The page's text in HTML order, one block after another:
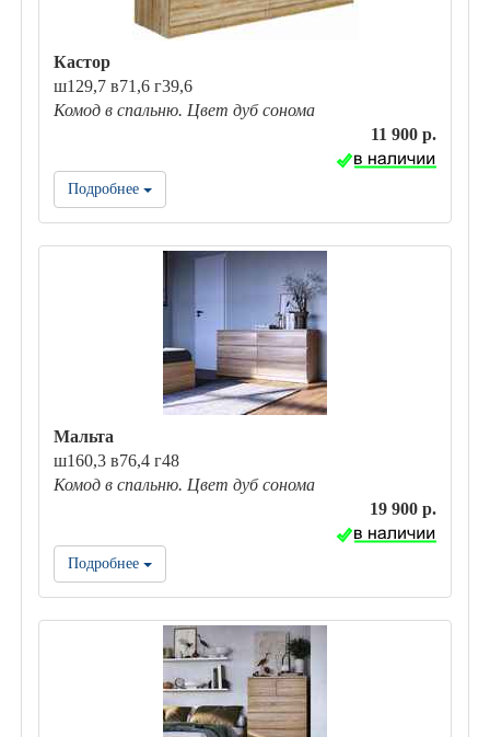
Кастор
ш129,7 в71,6 г39,6
Комод в спальню. Цвет дуб сонома
11 900 р.
Подробнее
Мальта
ш160,3 в76,4 г48
Комод в спальню. Цвет дуб сонома
19 900 р.
Подробнее